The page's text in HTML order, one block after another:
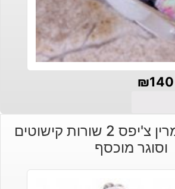
₪140
צמיד אקווה מרין צ'יפס 2 שורות קישוטים
וסוגר מוכסף